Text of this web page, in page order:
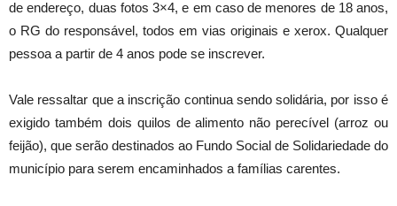
de endereço, duas fotos 3×4, e em caso de menores de 18 anos,
o RG do responsável, todos em vias originais e xerox. Qualquer
pessoa a partir de 4 anos pode se inscrever.
Vale ressaltar que a inscrição continua sendo solidária, por isso é
exigido também dois quilos de alimento não perecível (arroz ou
feijão), que serão destinados ao Fundo Social de Solidariedade do
município para serem encaminhados a famílias carentes.